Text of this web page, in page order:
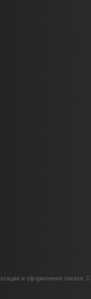
и оформления заказа. С